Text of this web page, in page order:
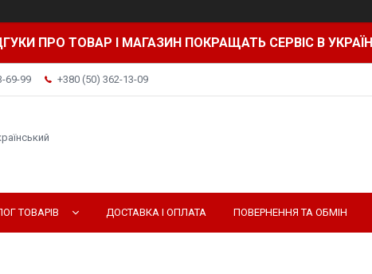
ПРО ТОВАР І МАГАЗИН ПОКРАЩАТЬ СЕРВІС В
69-99 +380 (50) 362-13-09
ТОВАРІВ ДОСТАВКА І ОПЛАТА ПОВЕРНЕННЯ ТА ОБМІН